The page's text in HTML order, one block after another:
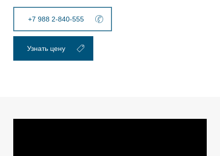
+7 988 2-840-555
Узнать цену